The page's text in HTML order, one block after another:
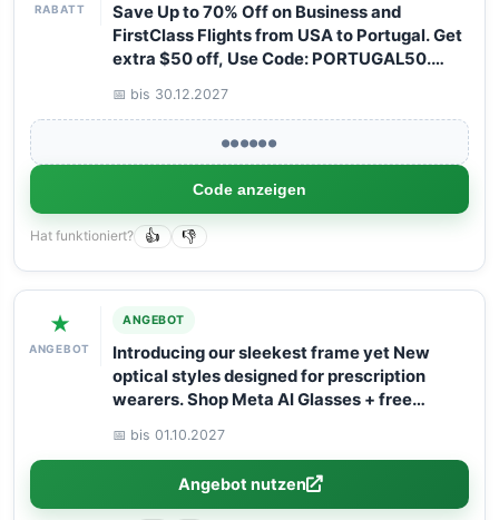
RABATT
Save Up to 70% Off on Business and
FirstClass Flights from USA to Portugal. Get
extra $50 off, Use Code: PORTUGAL50.
📅 bis 30.12.2027
●●●●●●
Code anzeigen
Hat funktioniert? 👍 👎
★
ANGEBOT
ANGEBOT
Introducing our sleekest frame yet New
optical styles designed for prescription
wearers. Shop Meta AI Glasses + free
📅 bis 01.10.2027
Angebot nutzen